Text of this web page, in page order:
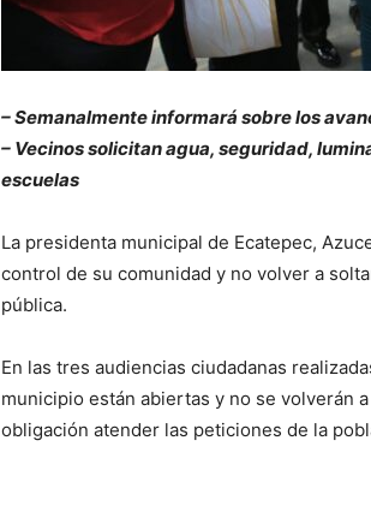
– Semanalmente informará sobre los
– Vecinos solicitan agua, seguridad,
escuelas
La presidenta municipal de Ecatepec,
control de su comunidad y no volver a
pública.
En las tres audiencias ciudadanas
municipio están abiertas y no se volverán
obligación atender las peticiones de la